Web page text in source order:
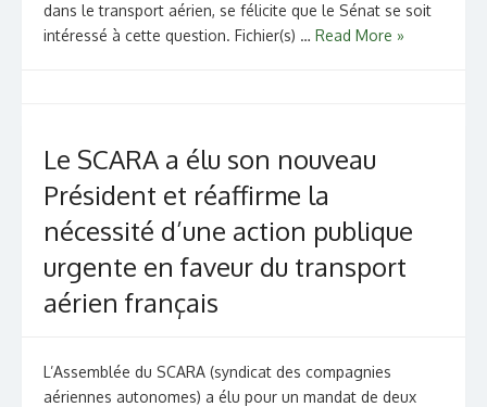
dans le transport aérien, se félicite que le Sénat se soit
intéressé à cette question. Fichier(s) … Read More »
Le SCARA a élu son nouveau
Président et réaffirme la
nécessité d’une action publique
urgente en faveur du transport
aérien français
L’Assemblée du SCARA (syndicat des compagnies
aériennes autonomes) a élu pour un mandat de deux